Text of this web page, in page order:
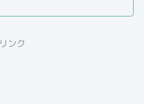
ンク